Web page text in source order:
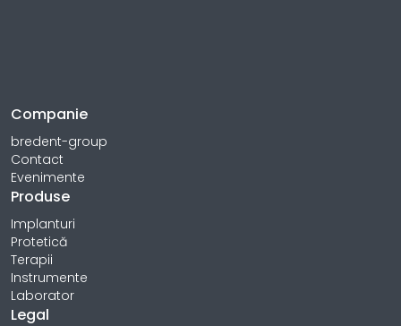
Companie
bredent-group
Contact
Evenimente
Produse
Implanturi
Protetică
Terapii
Instrumente
Laborator
Legal